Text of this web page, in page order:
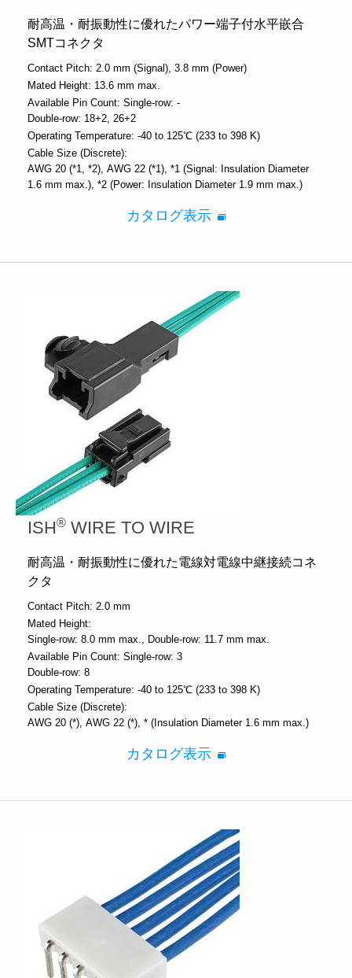
耐高温・耐振動性に優れたパワー端子付水平嵌合
SMTコネクタ
Contact Pitch: 2.0 mm (Signal) 3.8 mm (Power)
Mated Height: 13.6 mm max.
Available Pin Count: Single-row: -
Double-row: 18+2, 26+2
Operating Temperature: -40 to 125℃ (233 to 398 K)
Cable Size (Discrete):
AWG 20 (*1, *2) AWG 22 (*1) *1 (Signal: Insulation Diameter
1.6 mm max.) *2 (Power: Insulation Diameter 1.9 mm max.)
カタログ表示
ISH® WIRE TO WIRE
耐高温・耐振動性に優れた電線対電線中継接続コネ
クタ
Contact Pitch: 2.0 mm
Mated Height:
Single-row: 8.0 mm max.
Double-row: 11.7 mm max.
Available Pin Count: Single-row: 3
Double-row: 8
Operating Temperature: -40 to 125℃ (233 to 398 K)
Cable Size (Discrete):
AWG 20 (*) AWG 22 (*) * (Insulation Diameter 1.6 mm max.)
カタログ表示